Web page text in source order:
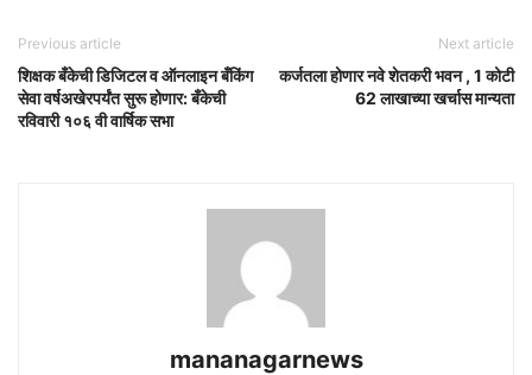
Previous article
शिक्षक बँकेची डिजिटल व ऑनलाइन बँकिंग
सेवा वर्षअखेरपर्यंत सुरू होणार: बँकेची
रविवारी १०६ वी वार्षिक सभा
Next article
कर्जतला होणार नवे शेतकरी भवन , 1 कोटी
62 लाखाच्या खर्चास मान्यता
mananagarnews